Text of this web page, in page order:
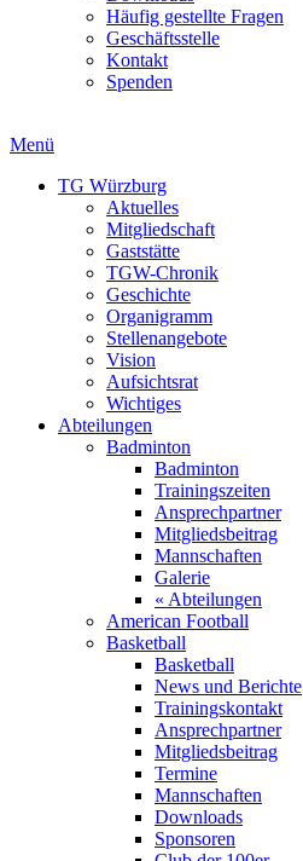
Häufig gestellte Fragen
Geschäftsstelle
Kontakt
Spenden
Menü
TG Würzburg
Aktuelles
Mitgliedschaft
Gaststätte
TGW-Chronik
Geschichte
Organigramm
Stellenangebote
Vision
Aufsichtsrat
Wichtiges
Abteilungen
Badminton
Badminton
Trainingszeiten
Ansprechpartner
Mitgliedsbeitrag
Mannschaften
Galerie
« Abteilungen
American Football
Basketball
Basketball
News und Berichte
Trainingskontakt
Ansprechpartner
Mitgliedsbeitrag
Termine
Mannschaften
Downloads
Sponsoren